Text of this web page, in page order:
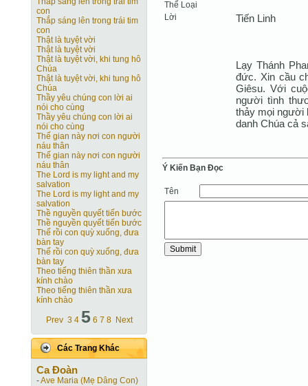
con
Thắp sáng lên trong trái tim
con
Thật là tuyệt vời
Thật là tuyệt vời
Thật là tuyệt vời, khi tung hô
Chúa
Thật là tuyệt vời, khi tung hô
Chúa
Thầy yêu chúng con lời ai
nói cho cùng
Thầy yêu chúng con lời ai
nói cho cùng
Thế gian này nơi con người
náu thân
Thế gian này nơi con người
náu thân
The Lord is my light and my
salvation
The Lord is my light and my
salvation
Thề nguyền quyết tiến bước
Thề nguyền quyết tiến bước
Thế rồi con quỳ xuống, đưa
bàn tay
Thế rồi con quỳ xuống, đưa
bàn tay
Theo tiếng thiên thần xưa
kính chào
Theo tiếng thiên thần xưa
kính chào
Prev 3 4 5 6 7 8 Next
Các Trang Khác
Ca Ðoàn
-Ave Maria (Mẹ Dâng Con)
Thể Loại
Lời
Tiến Linh
Lạy Thánh
đức. Xin cầu
Giêsu. Với
người tình
thảy mọi người
danh Chúa cả
Ý Kiến Bạn Ðọc
Tên